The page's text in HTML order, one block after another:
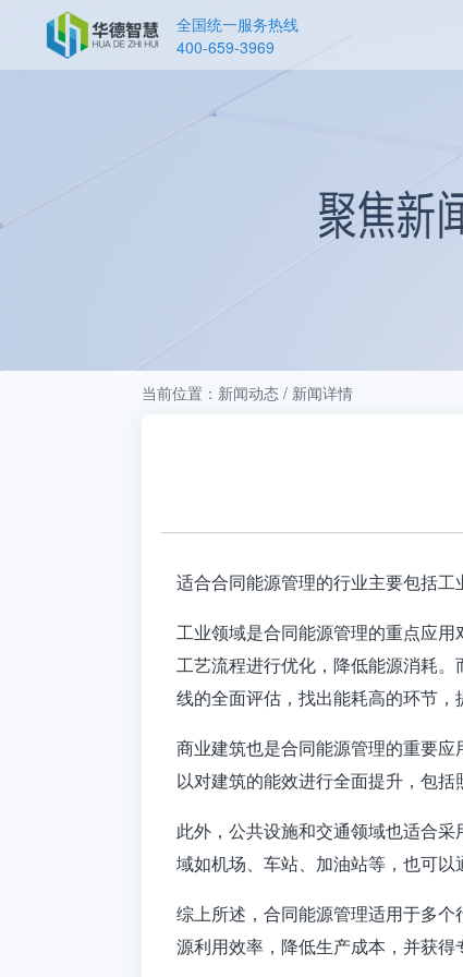
全国统一服务热线
400-659-3969
当前位置：新闻动态 / 新闻详情
适合合同能源管理的行业主要包括
工业领域是合同能源管理的重点应
工艺流程进行优化，降低能源消耗
线的全面评估，找出能耗高的环节，
商业建筑也是合同能源管理的重要
以对建筑的能效进行全面提升，包
此外，‌ 公共设施‌和‌交通领域也适合采
域如机场、车站、加油站等，也可以
综上所述， 合同能源管理适用于多个
源利用效率，降低生产成本，并获得